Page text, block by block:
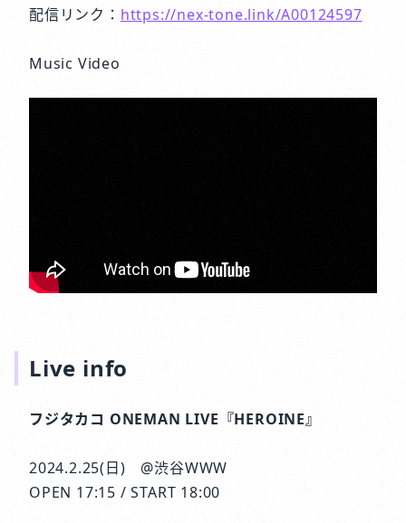
配信リンク： https://nex-tone.link/A00124597
Music Video
Live info
フジタカコ ONEMAN LIVE『HEROINE』
2024.2.25(日) @渋谷WWW
OPEN 17:15 / START 18:00